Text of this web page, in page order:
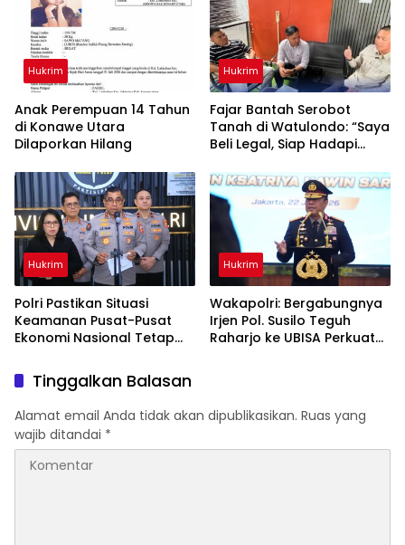
Hukrim
Anak Perempuan 14 Tahun
di Konawe Utara
Dilaporkan Hilang
Hukrim
‎Fajar Bantah Serobot
Tanah di Watulondo: “Saya
Beli Legal, Siap Hadapi
Hukrim
Polri Pastikan Situasi
Keamanan Pusat-Pusat
Ekonomi Nasional Tetap
Hukrim
Wakapolri: Bergabungnya
Irjen Pol. Susilo Teguh
Raharjo ke UBISA Perkuat
Tinggalkan Balasan
Alamat email Anda tidak akan dipublikasikan. Ruas yang
wajib ditandai *